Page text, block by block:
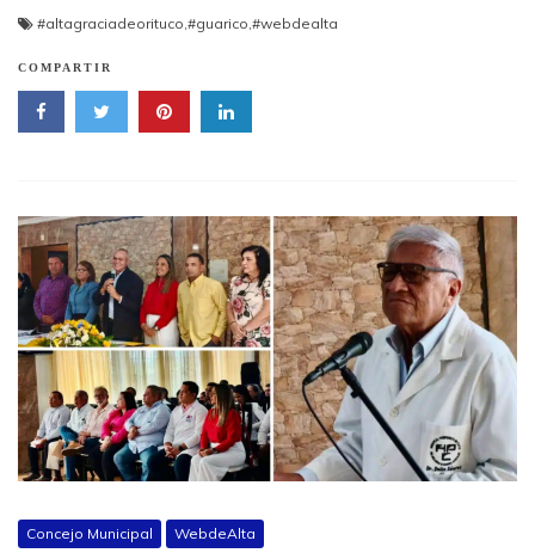
#altagraciadeorituco #guarico #webdealta
COMPARTIR
Concejo Municipal WebdeAlta